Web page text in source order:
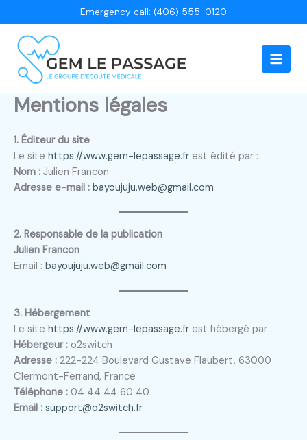
au
contenu
Emergency call: (406) 555-0120
Main
Mentions légales
1. Éditeur du site
Le site https://www.gem-lepassage.fr est édité par :
Nom : Julien Francon
Adresse e-mail : bayoujuju.web@gmail.com
2. Responsable de la publication
Julien Francon
Email : bayoujuju.web@gmail.com
3. Hébergement
Le site https://www.gem-lepassage.fr est hébergé par :
Hébergeur : o2switch
Adresse : 222-224 Boulevard Gustave Flaubert, 63000
Clermont-Ferrand, France
Téléphone : 04 44 44 60 40
Email : support@o2switch.fr